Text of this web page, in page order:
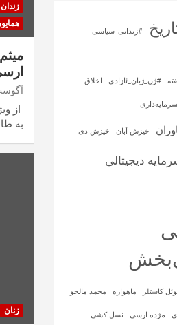
آگوست 31,
از
به
زنان
#زندانی_سیاسی
#ژن_ژیان_ئازادی اخلاق
خیزش آبان خیزش دی
دیجیتالی
کاستلز ماهواره‌ محمد مالجو
مژده ارسی نسل کشی